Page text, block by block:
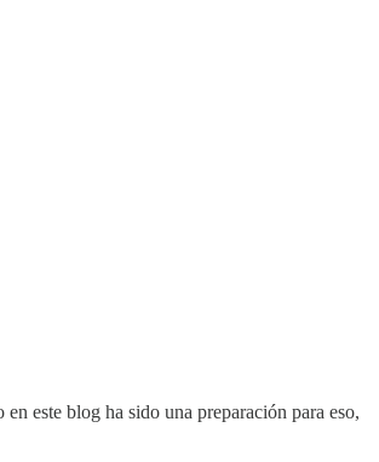
este blog ha sido una preparación para eso,